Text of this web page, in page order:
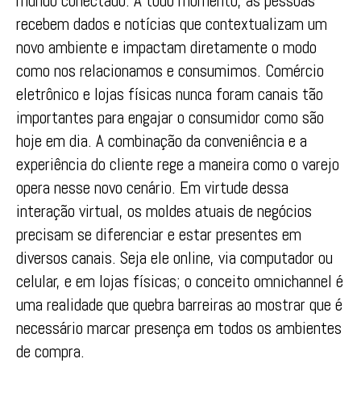
recebem dados e notícias que contextualizam um
novo ambiente e impactam diretamente o modo
como nos relacionamos e consumimos. Comércio
eletrônico e lojas físicas nunca foram canais tão
importantes para engajar o consumidor como são
hoje em dia. A combinação da conveniência e a
experiência do cliente rege a maneira como o varejo
opera nesse novo cenário. Em virtude dessa
interação virtual, os moldes atuais de negócios
precisam se diferenciar e estar presentes em
diversos canais. Seja ele online, via computador ou
celular, e em lojas físicas; o conceito omnichannel é
uma realidade que quebra barreiras ao mostrar que é
necessário marcar presença em todos os ambientes
de compra.